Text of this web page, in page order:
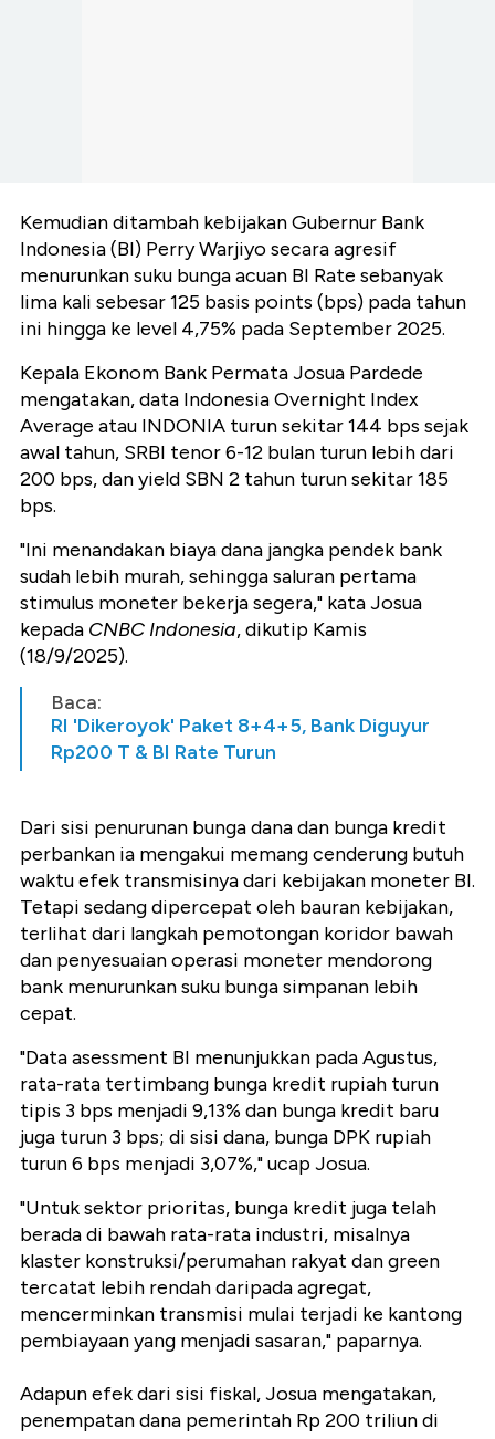
Kemudian ditambah kebijakan Gubernur Bank
Indonesia (BI) Perry Warjiyo secara agresif
menurunkan suku bunga acuan BI Rate sebanyak
lima kali sebesar 125 basis points (bps) pada tahun
ini hingga ke level 4,75% pada September 2025.
Kepala Ekonom Bank Permata Josua Pardede
mengatakan, data Indonesia Overnight Index
Average atau INDONIA turun sekitar 144 bps sejak
awal tahun, SRBI tenor 6-12 bulan turun lebih dari
200 bps, dan yield SBN 2 tahun turun sekitar 185
bps.
"Ini menandakan biaya dana jangka pendek bank
sudah lebih murah, sehingga saluran pertama
stimulus moneter bekerja segera," kata Josua
kepada CNBC Indonesia, dikutip Kamis
(18/9/2025).
Baca:
RI 'Dikeroyok' Paket 8+4+5, Bank Diguyur
Rp200 T & BI Rate Turun
Dari sisi penurunan bunga dana dan bunga kredit
perbankan ia mengakui memang cenderung butuh
waktu efek transmisinya dari kebijakan moneter BI.
Tetapi sedang dipercepat oleh bauran kebijakan,
terlihat dari langkah pemotongan koridor bawah
dan penyesuaian operasi moneter mendorong
bank menurunkan suku bunga simpanan lebih
cepat.
"Data asessment BI menunjukkan pada Agustus,
rata-rata tertimbang bunga kredit rupiah turun
tipis 3 bps menjadi 9,13% dan bunga kredit baru
juga turun 3 bps; di sisi dana, bunga DPK rupiah
turun 6 bps menjadi 3,07%," ucap Josua.
"Untuk sektor prioritas, bunga kredit juga telah
berada di bawah rata-rata industri, misalnya
klaster konstruksi/perumahan rakyat dan green
tercatat lebih rendah daripada agregat,
mencerminkan transmisi mulai terjadi ke kantong
pembiayaan yang menjadi sasaran," paparnya.
Adapun efek dari sisi fiskal, Josua mengatakan,
penempatan dana pemerintah Rp 200 triliun di